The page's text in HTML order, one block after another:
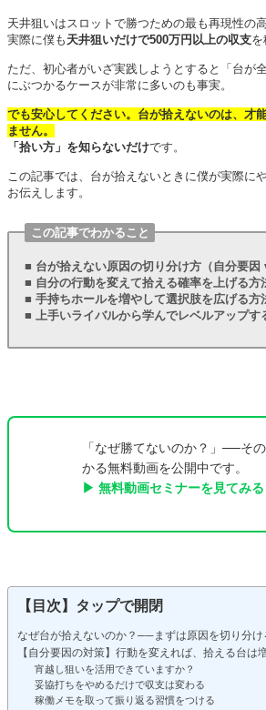
天井狙いはスロットで勝つための最も再現性の
実際に僕も 天井狙いだけで500万円以上の収支を
ただ、初心者がいざ実践しようとすると「台が
にぶつかるケースが非常に多いのも事実。
でも安心してください。台が拾えないのは、才
ません。
「拾い方」を知らないだけです。
この記事では、台が拾えないときに僕が実際に
お伝えします。
この記事でわかること
■ 台が拾えない原因の切り分け方（自分要因
■ 自分の行動を変えて拾える確率を上げる方
■ 手持ちホールを増やして選択肢を広げる方
■ 上手いライバルから学んでレベルアップす
「なぜ勝てないのか？」──そ
かる無料動画を公開中です。
▶ 無料動画セミナーを見てみる
【目次】タップで開閉
なぜ台が拾えないのか？──まずは原因を切り分け
【自分要因の対策】行動を変えれば、拾える台は
宵越し狙いを活用できていますか？
妥協打ちをやめるだけで収支は変わる
稼働メモを取って振り返る習慣をつける